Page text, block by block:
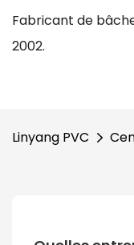
Fabricant de
2002.
Linyang PVC